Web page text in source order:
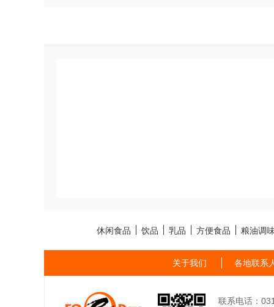
休闲食品 饮品 乳品 方便食品 粮油调
关于我们 各地联系
联系电话：